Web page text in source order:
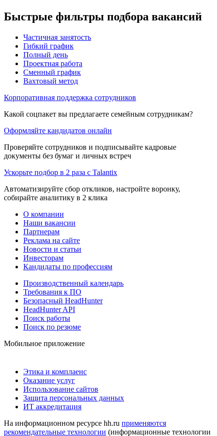
Быстрые фильтры подбора вакансий
Частичная занятость
Гибкий график
Полный день
Проектная работа
Сменный график
Вахтовый метод
Корпоративная поддержка сотрудников
Какой соцпакет вы предлагаете семейным сотрудникам?
Оформляйте кандидатов онлайн
Проверяйте сотрудников и подписывайте кадровые
документы без бумаг и личных встреч
Ускорьте подбор в 2 раза с Talantix
Автоматизируйте сбор откликов, настройте воронку,
собирайте аналитику в 2 клика
О компании
Наши вакансии
Партнерам
Реклама на сайте
Новости и статьи
Инвесторам
Кандидаты по профессиям
Производственный календарь
Требования к ПО
Безопасный HeadHunter
HeadHunter API
Поиск работы
Поиск по резюме
Мобильное приложение
Этика и комплаенс
Оказание услуг
Использование сайтов
Защита персональных данных
ИТ аккредитация
На информационном ресурсе hh.ru применяются
рекомендательные технологии (информационные технологии